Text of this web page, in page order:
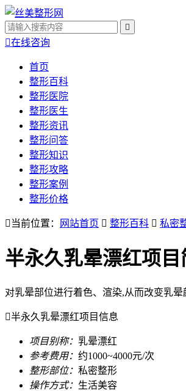

在线咨询
首页
整形百科
整形医院
整形医生
整形资讯
整形问答
整形知识
整形攻略
整形案例
整形价格
 当前位置： 网站首页  整形百科  私密
半永久乳晕漂红项目
对乳晕部位进行着色、渲染,从而改变乳
半永久乳晕漂红项目信息
项目别称： 乳晕漂红
参考费用： 约1000~4000元/次
整形部位： 私密整形
操作方式： 生活美容